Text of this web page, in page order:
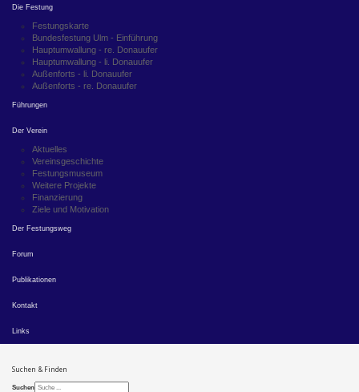
Die Festung
Festungskarte
Bundesfestung Ulm - Einführung
Hauptumwallung - re. Donauufer
Hauptumwallung - li. Donauufer
Außenforts - li. Donauufer
Außenforts - re. Donauufer
Führungen
Der Verein
Aktuelles
Vereinsgeschichte
Festungsmuseum
Weitere Projekte
Finanzierung
Ziele und Motivation
Der Festungsweg
Forum
Publikationen
Kontakt
Links
Suchen & Finden
Suchen